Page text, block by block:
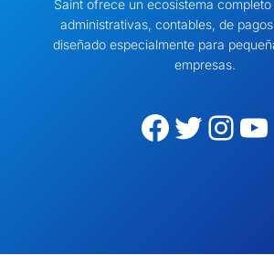
Saint ofrece un ecosistema
administrativas, contables, de
diseñado especialmente para
empresas.
Facebook Twitter Instagram YouTube